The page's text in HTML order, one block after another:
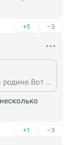
+5 –3
много людей с ненавистью к своей родине.Вот это страшно.Слава нашим героям, погибшим за Авдеевку-нашу Родину! Кто там погибал за свою родину, ты лучше спроси тех людей которые там родились. Ну а родину с властью не путай. Власть уходит, меняется, а родина остается.
+1 –3